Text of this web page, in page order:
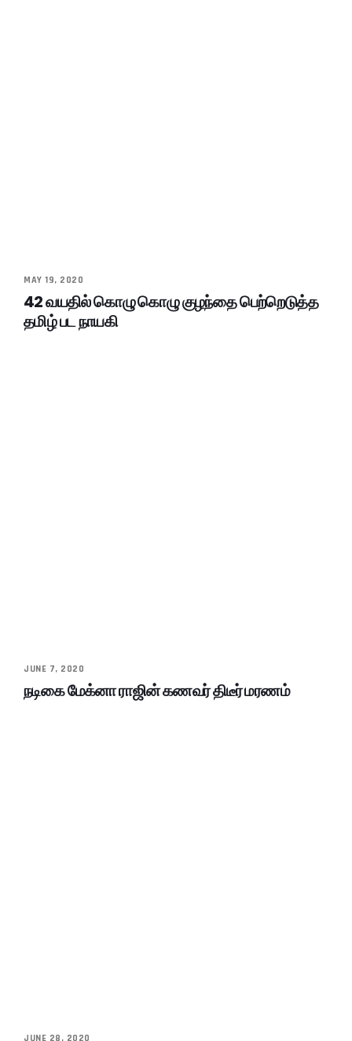
MAY 19, 2020
42 வயதில் கொழு கொழு குழந்தை பெற்றெடுத்த
தமிழ் பட நாயகி
JUNE 7, 2020
நடிகை மேக்னா ராஜின் கணவர் திடீர் மரணம்
JUNE 28, 2020